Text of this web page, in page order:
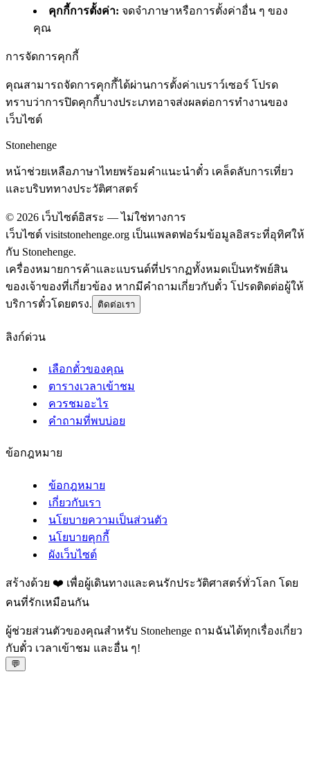
คุกกี้การตั้งค่า: จดจำภาษาหรือการตั้งค่าอื่น ๆ ของ
คุณ
การจัดการคุกกี้
คุณสามารถจัดการคุกกี้ได้ผ่านการตั้งค่าเบราว์เซอร์ โปรด
ทราบว่าการปิดคุกกี้บางประเภทอาจส่งผลต่อการทำงานของ
เว็บไซต์
Stonehenge
หน้าช่วยเหลือภาษาไทยพร้อมคำแนะนำตั๋ว เคล็ดลับการเที่ยว
และบริบททางประวัติศาสตร์
© 2026 เว็บไซต์อิสระ — ไม่ใช่ทางการ
เว็บไซต์ visitstonehenge.org เป็นแพลตฟอร์มข้อมูลอิสระที่อุทิศให้
กับ Stonehenge.
เครื่องหมายการค้าและแบรนด์ที่ปรากฏทั้งหมดเป็นทรัพย์สิน
ของเจ้าของที่เกี่ยวข้อง หากมีคำถามเกี่ยวกับตั๋ว โปรดติดต่อผู้ให้
บริการตั๋วโดยตรง.
ติดต่อเรา
ลิงก์ด่วน
เลือกตั๋วของคุณ
ตารางเวลาเข้าชม
ควรชมอะไร
คำถามที่พบบ่อย
ข้อกฎหมาย
ข้อกฎหมาย
เกี่ยวกับเรา
นโยบายความเป็นส่วนตัว
นโยบายคุกกี้
ผังเว็บไซต์
สร้างด้วย ❤️ เพื่อผู้เดินทางและคนรักประวัติศาสตร์ทั่วโลก โดย
คนที่รักเหมือนกัน
ผู้ช่วยส่วนตัวของคุณสำหรับ Stonehenge ถามฉันได้ทุกเรื่องเกี่ยว
กับตั๋ว เวลาเข้าชม และอื่น ๆ!
💬